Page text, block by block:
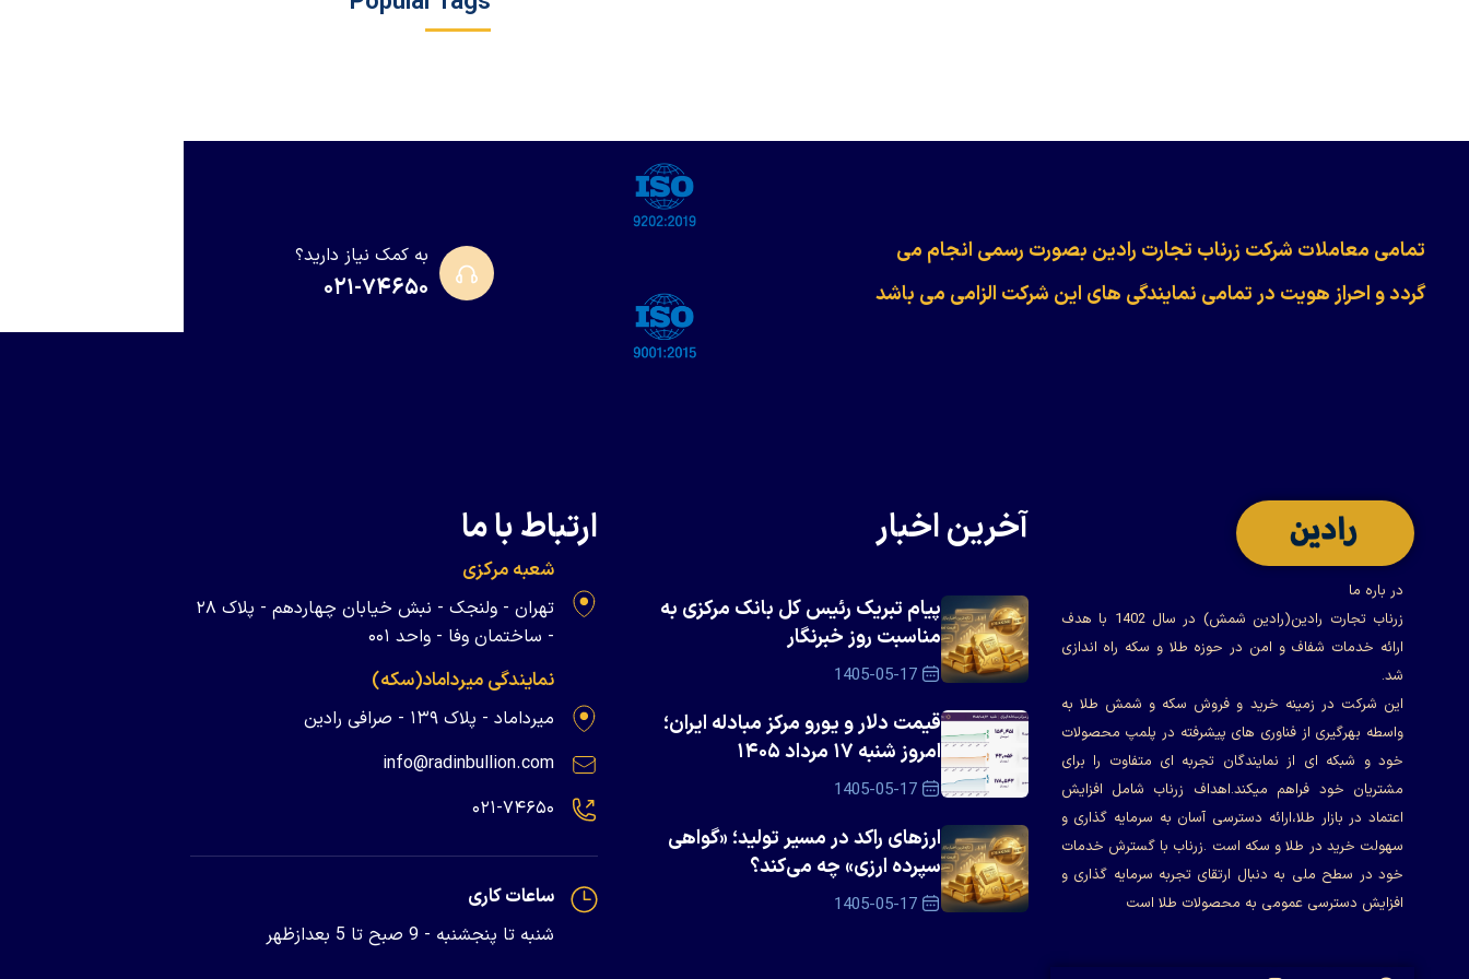
​​​​​​تمامی معاملات شرکت زرناب تجارت رادین بصورت رسمی انجام می
گردد و احراز هویت در تمامی نمایندگی های این شرکت الزامی می باشد
به کمک نیاز دارید؟
۰۲۱-۷۴۶۵۰
در باره ما
زرناب تجارت رادین(رادین شمش) در سال 1402 با هدف
ارائه خدمات شفاف و امن در حوزه طلا و سکه راه اندازی
شد.
این شرکت در زمینه خرید و فروش سکه و شمش طلا به
واسطه بهرگیری از فناوری های پیشرفته در پلمپ محصولات
خود و شبکه ای از نمایندگان تجربه ای متفاوت را برای
مشتریان خود فراهم میکند.اهداف زرناب شامل افزایش
اعتماد در بازار طلا،ارائه دسترسی آسان به سرمایه گذاری و
سهولت خرید در طلا و سکه است .زرناب با گسترش خدمات
خود در سطح ملی به دنبال ارتقای تجربه سرمایه گذاری و
افزایش دسترسی عمومی به محصولات طلا است
آخرین اخبار
پیام تبریک رئیس کل بانک مرکزی به
مناسبت روز خبرنگار
1405-05-17
قیمت دلار و یورو مرکز مبادله ایران؛
امروز شنبه ۱۷ مرداد ۱۴۰۵
1405-05-17
ارزهای راکد در مسیر تولید؛ «گواهی
سپرده ارزی» چه می‌کند؟
1405-05-17
ارتباط با ما
شعبه مرکزی
تهران - ولنجک - نبش خیابان چهاردهم - پلاک ۲۸
- ساختمان وفا - واحد ۰۰۱
نمایندگی میرداماد(سکه)
میرداماد - پلاک ۱۳۹ - صرافی رادین
info@radinbullion.com
۰۲۱-۷۴۶۵۰
ساعات کاری
شنبه تا پنجشنبه - 9 صبح تا 5 بعدازظهر